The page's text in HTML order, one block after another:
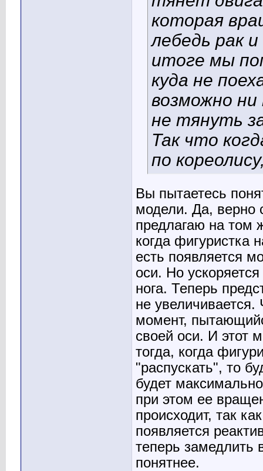
которая
лебедь рак
итоге мы
куда не
возможно ни
не тянуть
Так что
по
Вы пытаетесь
модели. Да, верно
предлагаю на том
когда фигуристка
есть появляется
оси. Но
нога. Теперь
не увеличивается.
момент,
своей оси. И этот
тогда, когда
"распускать", то
будет
при этом ее
происходит, так
появляется
теперь замедлить
понятнее.